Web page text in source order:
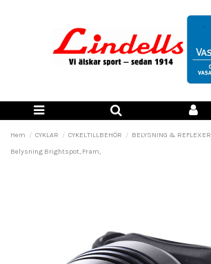
Hem CYKLAR CYKELTILLBEHÖR BELYSNING & REFLEXER
Belysning Brightspot, Fram,